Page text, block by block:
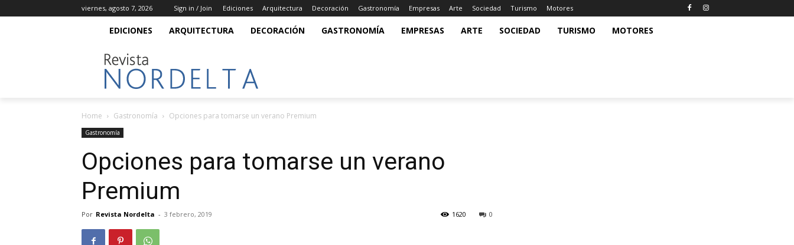
viernes, agosto 7, 2026 Sign in / Join Ediciones Arquitectura Decoración Gastronomía Empresas Arte Sociedad Turismo Motores
EDICIONES ARQUITECTURA DECORACIÓN GASTRONOMÍA EMPRESAS ARTE SOCIEDAD TURISMO MOTORES
Home Gastronomía Opciones para tomarse un verano Premium
Gastronomía
Opciones para tomarse un verano
Premium
Por Revista Nordelta - 3 febrero, 2019 0
1620